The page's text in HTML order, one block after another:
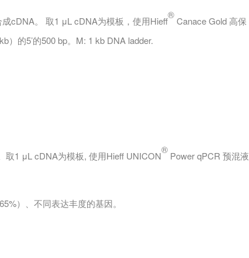
cDNA。 取1 μL cDNA为模板，使用Hieff
®
Canace Gold 高保
）的5’的500 bp。M: 1 kb DNA ladder.
取1 μL cDNA为模板, 使用Hieff UNICON
®
Power qPCR 预混液
）、不同表达丰度的基因。